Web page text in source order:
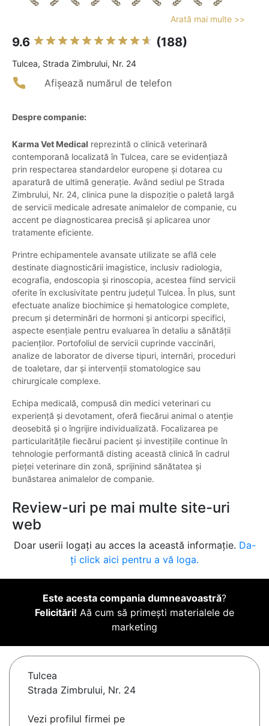
Arată mai multe >>
9.6 (188)
Tulcea, Strada Zimbrului, Nr. 24
Afișează numărul de telefon
Despre companie:
Karma Vet Medical reprezintă o clinică veterinară
contemporană localizată în Tulcea, care se evidențiază
prin respectarea standardelor europene și dotarea cu
aparatură de ultimă generație. Având sediul pe Strada
Zimbrului, Nr. 24, clinica pune la dispoziție o paletă largă
de servicii medicale adresate animalelor de companie, cu
accent pe diagnosticarea precisă și aplicarea unor
tratamente eficiente.
Printre echipamentele avansate utilizate se află cele
destinate diagnosticării imagistice, inclusiv radiologia,
ecografia, endoscopia și rinoscopia, acestea fiind servicii
oferite în exclusivitate pentru județul Tulcea. În plus, sunt
efectuate analize biochimice și hematologice complete,
precum și determinări de hormoni și anticorpi specifici,
aspecte esențiale pentru evaluarea în detaliu a sănătății
pacienților. Portofoliul de servicii cuprinde vaccinări,
analize de laborator de diverse tipuri, internări, proceduri
de toaletare, dar și intervenții stomatologice sau
chirurgicale complexe.
Echipa medicală, compusă din medici veterinari cu
experiență și devotament, oferă fiecărui animal o atenție
deosebită și o îngrijire individualizată. Focalizarea pe
particularitățile fiecărui pacient și investițiile continue în
tehnologie performantă disting această clinică în cadrul
pieței veterinare din zonă, sprijinind sănătatea și
bunăstarea animalelor de companie.
Review-uri pe mai multe site-uri
web
Doar userii logați au acces la această informație. Da-
ți click aici pentru a vă loga.
Este acesta compania dumneavoastră?
Felicitări! Aă cum să primești materialele de
marketing
Tulcea
Strada Zimbrului, Nr. 24
Vezi profilul firmei pe